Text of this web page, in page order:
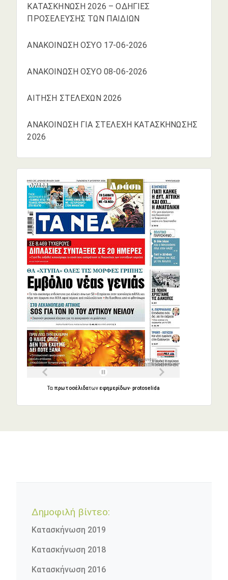
ΚΑΤΑΣΚΗΝΩΣΗ 2026 – ΟΔΗΓΙΕΣ
ΠΡΟΣΕΛΕΥΣΗΣ ΤΩΝ ΠΑΙΔΙΩΝ
ΑΝΑΚΟΙΝΩΣΗ ΟΣΥΟ 17-06-2026
ΑΝΑΚΟΙΝΩΣΗ ΟΣΥΟ 08-06-2026
ΑΙΤΗΣΗ ΣΤΕΛΕΧΩΝ 2026
ΑΝΑΚΟΙΝΩΣΗ ΓΙΑ ΣΤΕΛΕΧΗ ΚΑΤΑΣΚΗΝΩΣΗΣ
2026
Τα πρωτοσέλιδατων εφημερίδων-protoselida
Δημοφιλή βίντεο:
Κατασκήνωση 2019
Κατασκήνωση 2018
Κατασκήνωση 2016